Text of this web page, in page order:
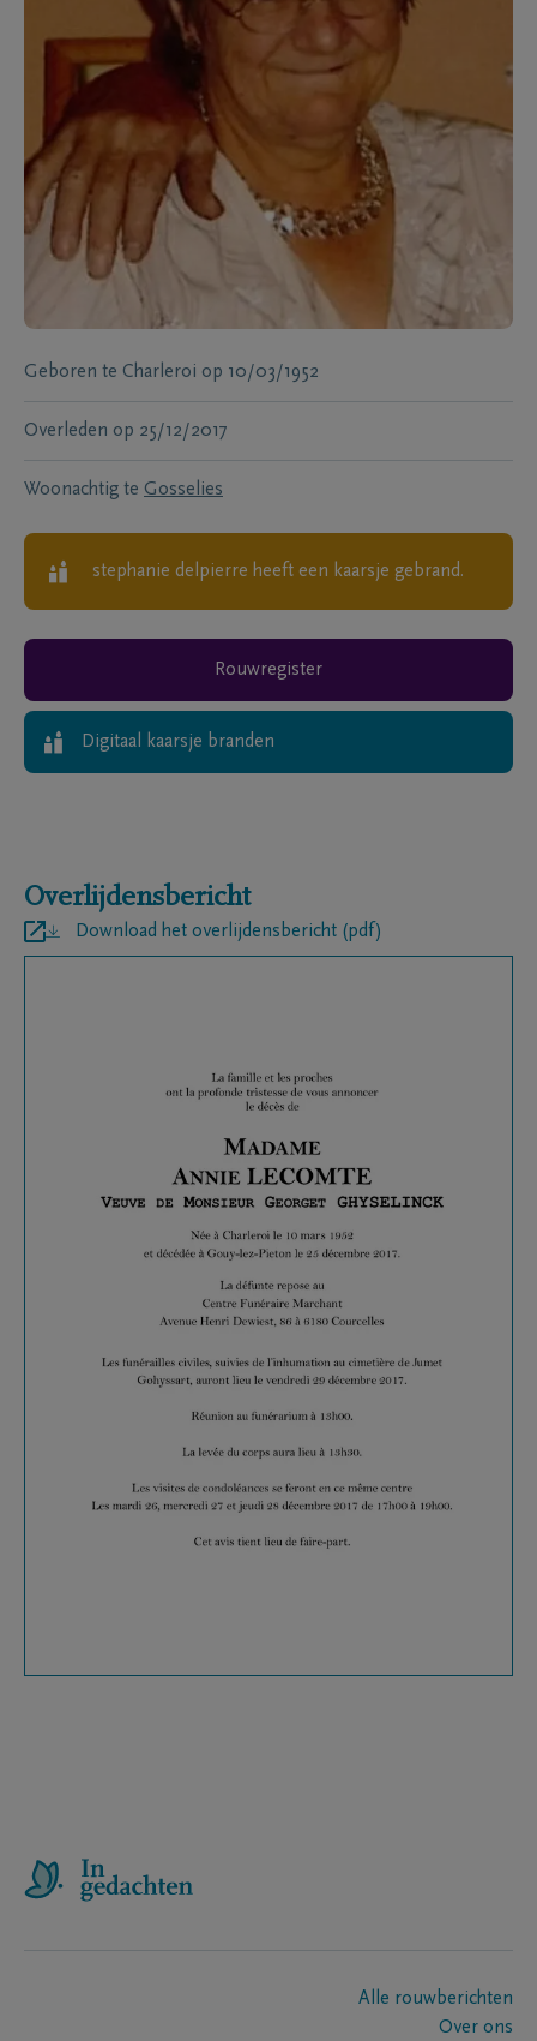
Geboren te Charleroi op 10/03/1952
Overleden op 25/12/2017
Woonachtig te Gosselies
stephanie delpierre heeft een kaarsje gebrand.
Rouwregister
Digitaal kaarsje branden
Overlijdensbericht
Download het overlijdensbericht (pdf)
Alle rouwberichten
Over ons